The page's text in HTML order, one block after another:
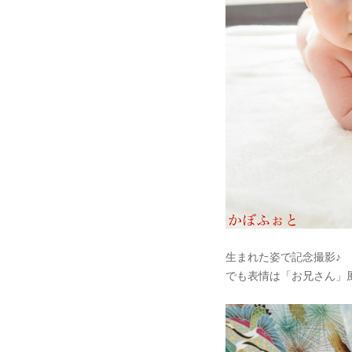
生まれた姿で記念撮影♪
でも表情は「お兄さん」